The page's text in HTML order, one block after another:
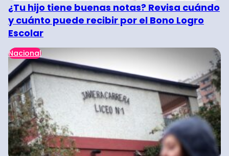
¿Tu hijo tiene buenas notas? Revisa cuándo
y cuánto puede recibir por el Bono Logro
Escolar
Nacional